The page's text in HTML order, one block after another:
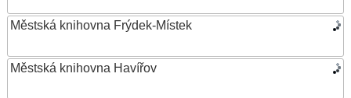
Městská knihovna Frýdek-Místek
Městská knihovna Havířov